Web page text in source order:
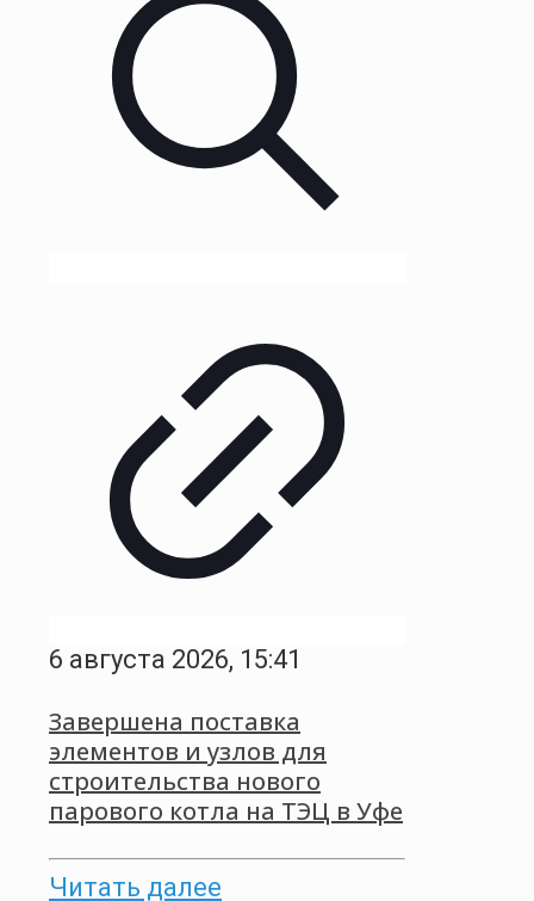
6 августа 2026, 15:41
Завершена поставка
элементов и узлов для
строительства нового
парового котла на ТЭЦ в Уфе
Читать далее